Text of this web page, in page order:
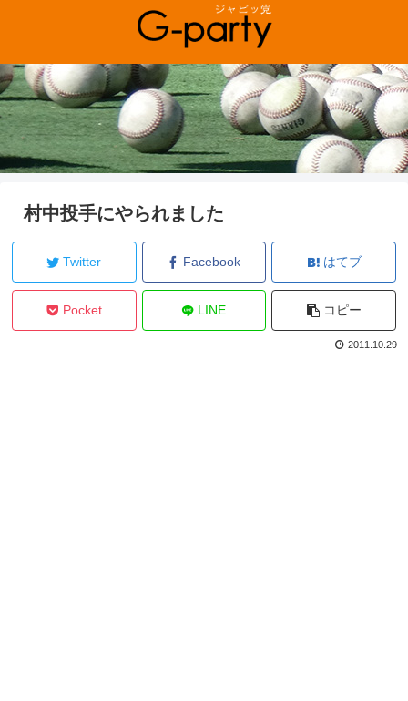
村中投手にやられました
Twitter Facebook はてブ
Pocket LINE コピー
2011.10.29